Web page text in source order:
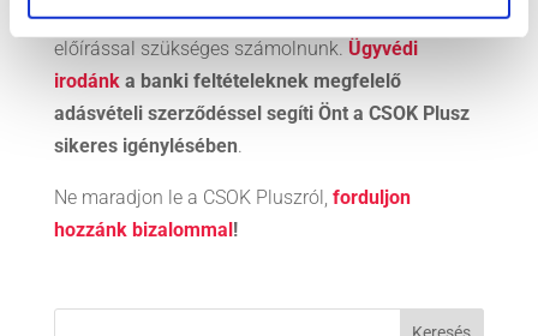
Azonban ahány bank, annyiféle feltétellel, egyéb
előírással szükséges számolnunk. Ügyvédi
irodánka banki feltételeknek megfelelő
adásvételi szerződéssel segíti Önt a CSOK Plusz
sikeres igénylésében.
Ne maradjon le a CSOK Pluszról, forduljon
hozzánk bizalommal !